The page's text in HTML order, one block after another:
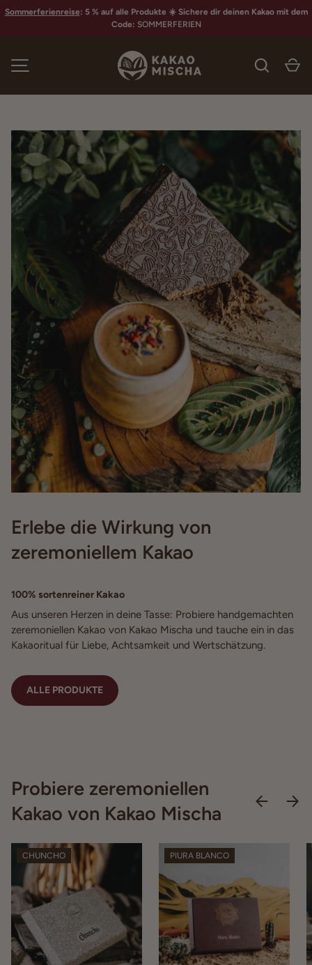
Sommerferienreise: 5 % auf alle Produkte ☀️ Sichere dir deinen Kakao mit dem
Code: SOMMERFERIEN
Erlebe die Wirkung von
zeremoniellem Kakao
100% sortenreiner Kakao
Aus unseren Herzen in deine Tasse: Probiere handgemachten
zeremoniellen Kakao von Kakao Mischa und tauche ein in das
Kakaoritual für Liebe, Achtsamkeit und Wertschätzung.
ALLE PRODUKTE
Probiere zeremoniellen
Kakao von Kakao Mischa
CHUNCHO PIURA BLANCO